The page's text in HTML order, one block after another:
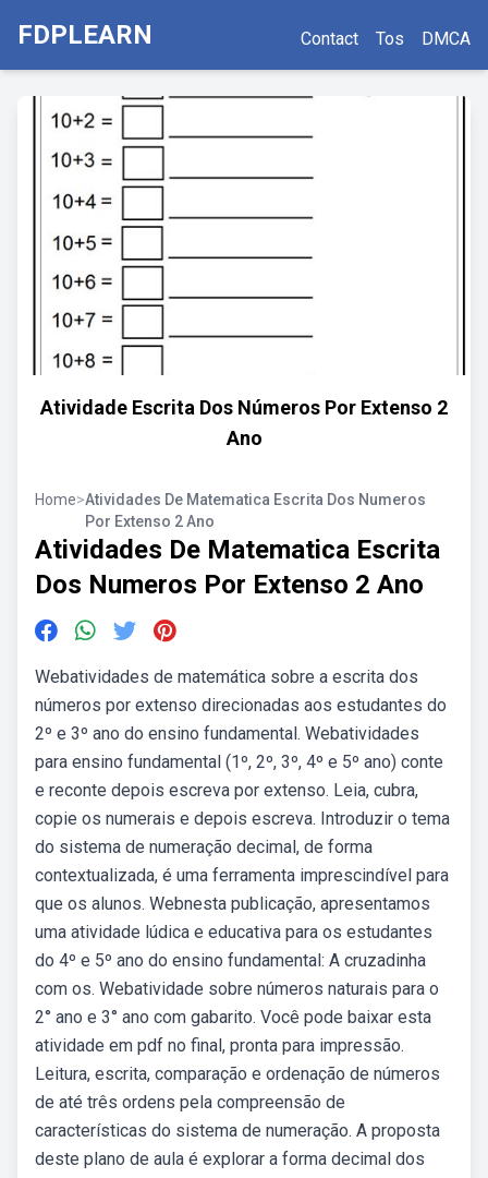
FDPLEARN Contact Tos DMCA
Atividade Escrita Dos Números Por Extenso 2
Ano
Home>Atividades De Matematica Escrita Dos Numeros
Por Extenso 2 Ano
Atividades De Matematica Escrita
Dos Numeros Por Extenso 2 Ano
Webatividades de matemática sobre a escrita dos
números por extenso direcionadas aos estudantes do
2º e 3º ano do ensino fundamental. Webatividades
para ensino fundamental (1º, 2º, 3º, 4º e 5º ano) conte
e reconte depois escreva por extenso. Leia, cubra,
copie os numerais e depois escreva. Introduzir o tema
do sistema de numeração decimal, de forma
contextualizada, é uma ferramenta imprescindível para
que os alunos. Webnesta publicação, apresentamos
uma atividade lúdica e educativa para os estudantes
do 4º e 5º ano do ensino fundamental: A cruzadinha
com os. Webatividade sobre números naturais para o
2° ano e 3° ano com gabarito. Você pode baixar esta
atividade em pdf no final, pronta para impressão.
Leitura, escrita, comparação e ordenação de números
de até três ordens pela compreensão de
características do sistema de numeração. A proposta
deste plano de aula é explorar a forma decimal dos